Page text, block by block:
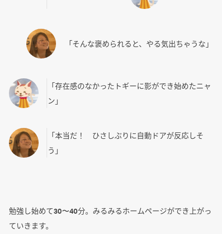
「そんな褒められると、やる気出ちゃうな」
「存在感のなかったトギーに影ができ始めたニャ
ン」
「本当だ！ ひさしぶりに自動ドアが反応しそ
う」
勉強し始めて30〜40分。みるみるホームページができ上がっ
ていきます。